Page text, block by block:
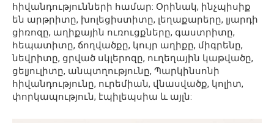
հիվանդությունների համար: Օրինակ, ինչպիսիք
են արթրիտը, խոլեցիստիտը, լեղաքարերը, լյարդի
ցիռոզը, աղիքային ուռուցքները, գաստրիտը,
հեպատիտը, ճողվածքը, կույր աղիքը, միգրենը,
նեվրիտը, ցրված սկլերոզը, ուղեղային կաթվածը,
ցելյուլիտը, անպտղությունը, Պարկինսոնի
հիվանդությունը, ուրեմիան, վնասվածք, կոլիտ,
փորկապություն, էպիլեպսիա և այլն: